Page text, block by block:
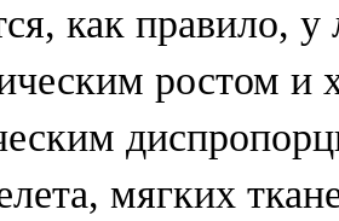
как правило,
ростом и
мягких